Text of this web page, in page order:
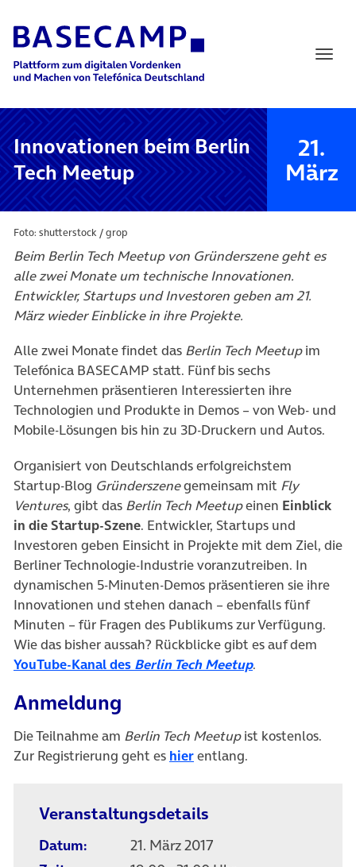
Main Navigation
Innovationen beim Berlin
Tech Meetup
21.
März
Foto: shutterstock / grop
Beim Berlin Tech Meetup von Gründerszene geht es
alle zwei Monate um technische Innovationen.
Entwickler, Startups und Investoren geben am 21.
März wieder Einblicke in ihre Projekte.
Alle zwei Monate findet das Berlin Tech Meetupim
Telefónica BASECAMP statt. Fünf bis sechs
Unternehmen präsentieren Interessierten ihre
Technologien und Produkte in Demos – von Web- und
Mobile-Lösungen bis hin zu 3D-Druckern und Autos.
Organisiert von Deutschlands erfolgreichstem
Startup-Blog Gründerszenegemeinsam mit Fly
Ventures, gibt das Berlin Tech Meetupeinen Einblick
in die Startup-Szene. Entwickler, Startups und
Investoren geben Einsicht in Projekte mit dem Ziel, die
Berliner Technologie-Industrie voranzutreiben. In
dynamischen 5-Minuten-Demos präsentieren sie ihre
Innovationen und stehen danach – ebenfalls fünf
Minuten – für Fragen des Publikums zur Verfügung.
Wie das bisher aussah? Rückblicke gibt es auf dem
YouTube-Kanal des Berlin Tech Meetup.
Anmeldung
Die Teilnahme am Berlin Tech Meetupist kostenlos.
Zur Registrierung geht es hierentlang.
Veranstaltungsdetails
Datum:
21. März 2017